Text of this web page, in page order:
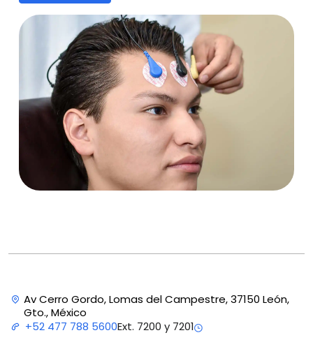
Av Cerro Gordo, Lomas del Campestre, 37150 León,
Gto., México
+52 477 788 5600Ext. 7200 y 7201